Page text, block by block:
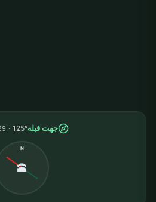
جهت قبله125°
N
🕋